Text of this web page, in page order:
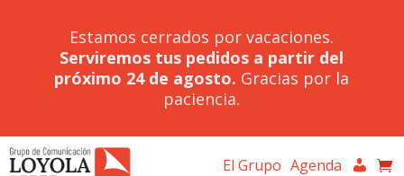
Estamos cerrados por vacaciones.
Serviremos tus pedidos a partir del
próximo 24 de agosto. Gracias por la
paciencia.
El Grupo Agenda